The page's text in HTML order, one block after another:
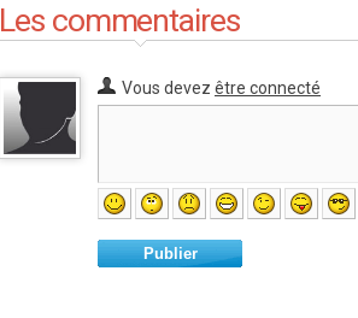
Les commentaires
Vous devez être connecté
Publier